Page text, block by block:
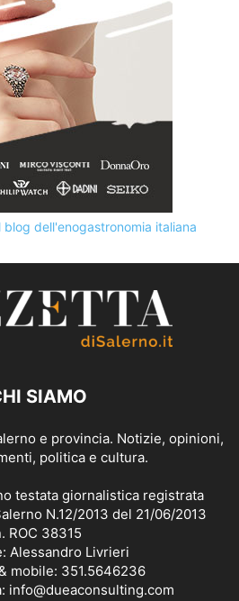
SIAMO
e provincia. Notizie, opinioni,
politica e cultura.
testata giornalistica registrata
N.12/2013 del 21/06/2013
ROC 38315
Alessandro Livrieri
mobile: 351.5646236
info@dueaconsulting.com